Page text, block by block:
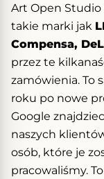
Art Open Studio
takie marki jak
Compensa,
przez te
zamówienia. To
roku po nowe
Google
naszych
osób, które je
pracowaliśmy.